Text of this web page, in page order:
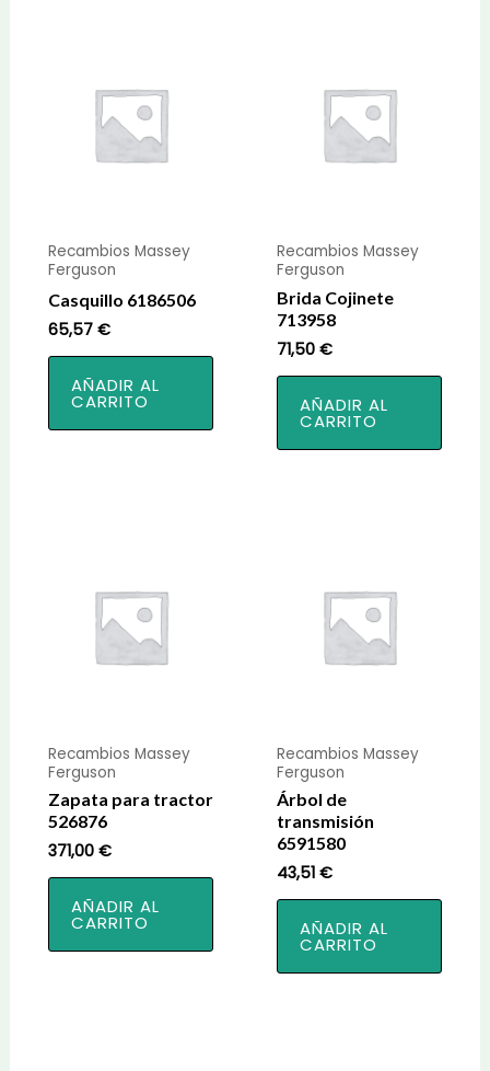
Recambios Massey
Ferguson
Casquillo 6186506
65,57 €
AÑADIR AL
CARRITO
Recambios Massey
Ferguson
Brida Cojinete
713958
71,50€
AÑADIR AL
CARRITO
Recambios Massey
Ferguson
Zapata para tractor
526876
371,00 €
AÑADIR AL
CARRITO
Recambios Massey
Ferguson
Árbol de
transmisión
6591580
43,51€
AÑADIR AL
CARRITO